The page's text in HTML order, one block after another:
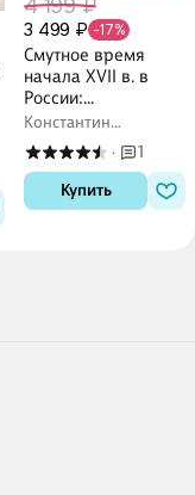
4 199 ₽
3 499 ₽ -17%
Смутное время
начала XVII в. в
России:
Исторический атлас
Константин
Аверьянов, С.А.
Ромашов
·
1
Купить